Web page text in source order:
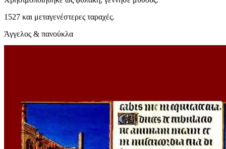
1527 και μεταγενέστερες ταραχές.
Άγγελος & πανούκλα